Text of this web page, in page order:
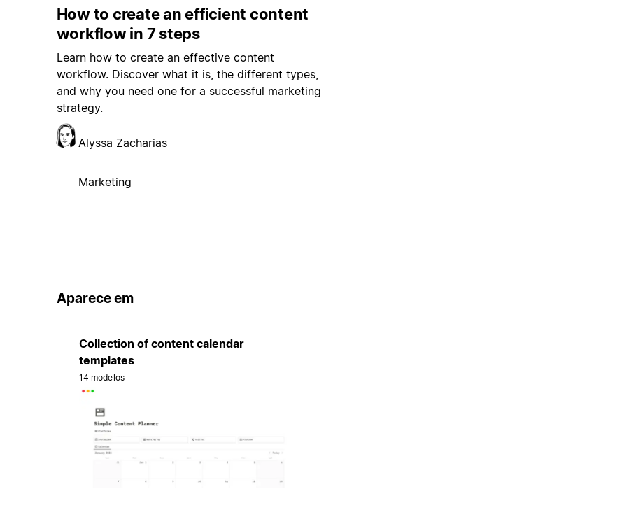
How to create an efficient content
workflow in 7 steps
Learn how to create an effective content
workflow. Discover what it is, the different types,
and why you need one for a successful marketing
strategy.
Alyssa Zacharias
Marketing
Aparece em
Collection of content calendar
templates
14 modelos